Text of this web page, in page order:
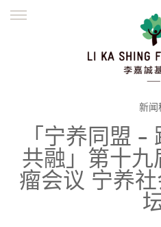
並肩同行
繁
新闻
「宁养同盟
共融」第十九
瘤会议 宁养